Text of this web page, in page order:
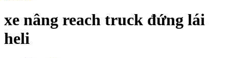
xe nâng reach truck đứng lái
heli